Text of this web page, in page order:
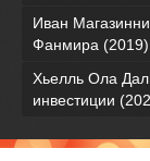
Иван
Фанмира (2019)
Хьелль Ола
инвестиции